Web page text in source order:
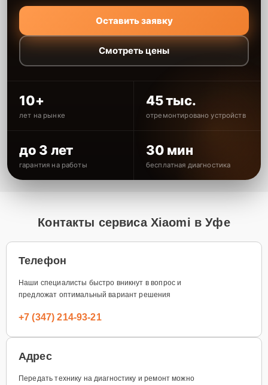
Оставить заявку
Смотреть цены
10+
лет на рынке
45 тыс.
отремонтировано устройств
до 3 лет
гарантия на работы
30 мин
бесплатная диагностика
Контакты сервиса Xiaomi в Уфе
Телефон
Наши специалисты быстро вникнут в вопрос и
предложат оптимальный вариант решения
+7 (347) 214-93-21
Адрес
Передать технику на диагностику и ремонт можно